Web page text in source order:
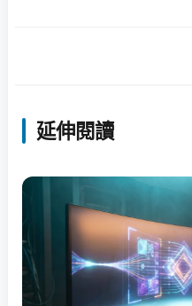
延伸閱讀